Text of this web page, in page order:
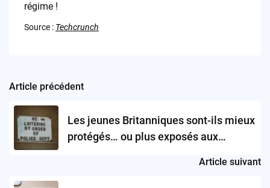
régime !
Source : Techcrunch
Post
navigation
Article précédent
Les jeunes Britanniques sont-ils mieux
protégés… ou plus exposés aux
Article suivant